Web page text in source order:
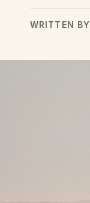
WRITTEN BY